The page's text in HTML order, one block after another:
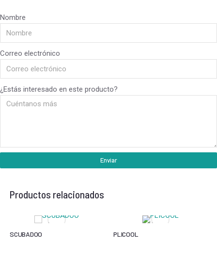
Nombre
Correo electrónico
¿Estás interesado en este producto?
Enviar
Productos relacionados
SCUBADOO PLICOOL